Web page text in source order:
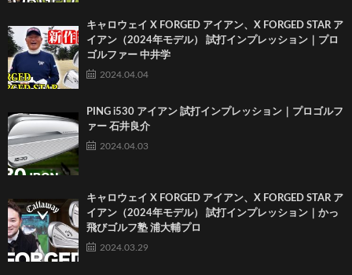
キャロウェイ X FORGED アイアン、X FORGED STAR ア
イアン（2024年モデル） 試打インプレッション｜プロ
ゴルファー 中井学
2024.04.04
PING i530 アイアン 試打インプレッション｜プロゴルフ
ァー 石井良介
2024.04.03
キャロウェイ X FORGED アイアン、X FORGED STAR ア
イアン（2024年モデル） 試打インプレッション｜かっ
飛びゴルフ塾 浦大輔プロ
2024.03.29